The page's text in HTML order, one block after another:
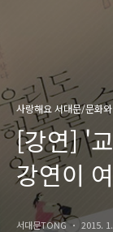
사랑해요 서대문/문화
[강연] '
강연이
서대문TONG 2015.